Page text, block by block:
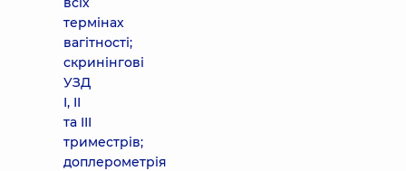
термінах
вагітності;
скринінгові
УЗД
I, II
та III
триместрів;
доплерометрія